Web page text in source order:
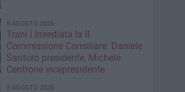
5 AGOSTO 2026
Trani | Insediata la II
Commissione Consiliare: Daniele
Santoro presidente, Michele
Centrone vicepresidente
5 AGOSTO 2026